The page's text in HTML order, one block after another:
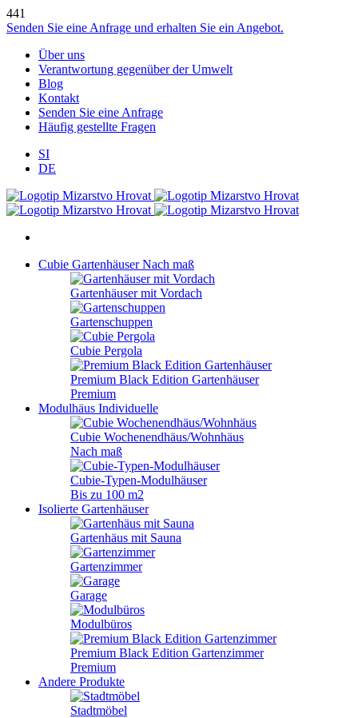
441
Senden Sie eine Anfrage und erhalten Sie ein Angebot.
Über uns
Verantwortung gegenüber der Umwelt
Blog
Kontakt
Senden Sie eine Anfrage
Häufig gestellte Fragen
SI
DE
Cubie GartenhäuserNach maß
Gartenhäuser mit Vordach
Gartenschuppen
Cubie Pergola
Premium Black Edition Gartenhäuser
Premium
Modulhäus Individuelle
Cubie Wochenendhäus/Wohnhäus
Nach maß
Cubie-Typen-Modulhäuser
Bis zu 100 m2
Isolierte Gartenhäuser
Gartenhäus mit Sauna
Gartenzimmer
Garage
Modulbüros
Premium Black Edition Gartenzimmer
Premium
Andere Produkte
Stadtmöbel